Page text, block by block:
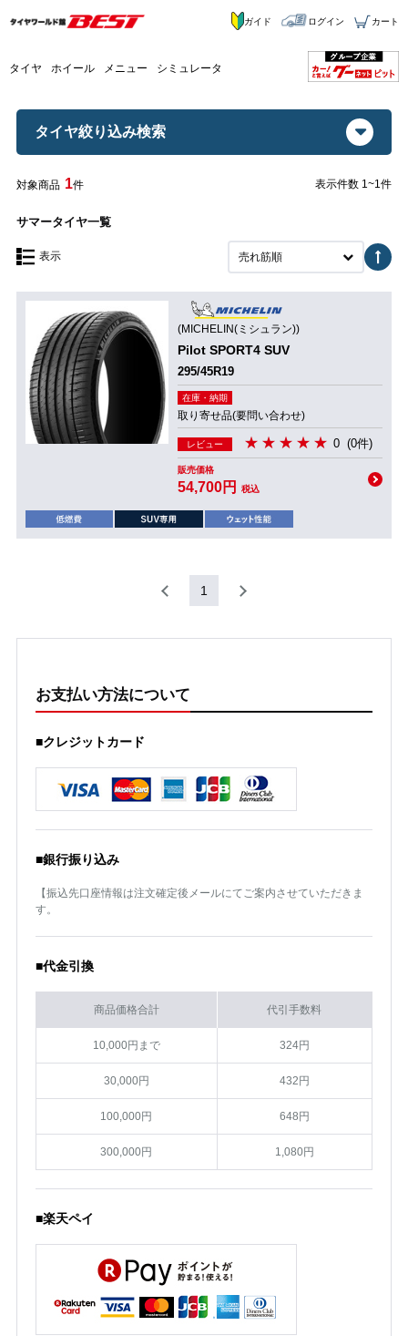
タイヤ ホイール メニュー シミュレータ
ガイド ログイン カート
タイヤ絞り込み検索
対象商品 1件 表示件数 1~1件
サマータイヤ一覧
表示 売れ筋順
(MICHELIN(ミシュラン))
Pilot SPORT4 SUV
295/45R19
在庫・納期
取り寄せ品(要問い合わせ)
レビュー 0 (0件)
販売価格
54,700円 税込
1
お支払い方法について
■クレジットカード
■銀行振り込み
【振込先口座情報は注文確定後メールにてご案内させていただきま
す。
■代金引換
商品価格合計 代引手数料
10,000円まで 324円
30,000円 432円
100,000円 648円
300,000円 1,080円
■楽天ペイ